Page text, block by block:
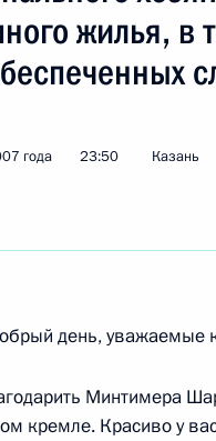
с Президентом
по итогам
года, 23:03
жилья, в
года 23:50 Казань
день, уважаемые
Минтимера
кремле. Красиво у